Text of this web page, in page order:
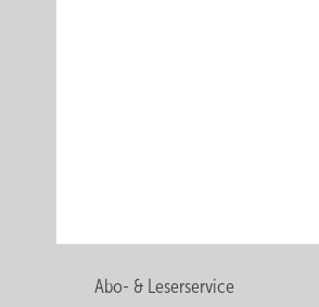
Abo- & Leserservice